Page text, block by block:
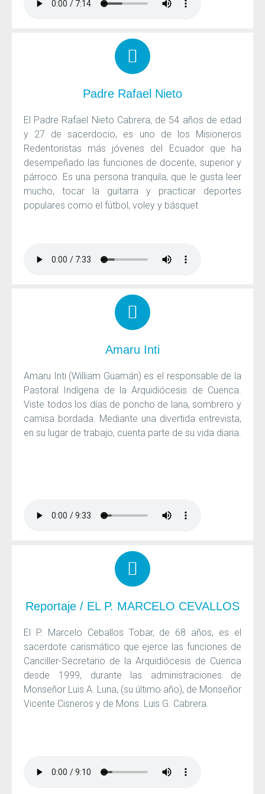
Padre Rafael Nieto
El Padre Rafael Nieto Cabrera, de 54 años de edad
y 27 de sacerdocio, es uno de los Misioneros
Redentoristas más jóvenes del Ecuador que ha
desempeñado las funciones de docente, superior y
párroco. Es una persona tranquila, que le gusta leer
mucho, tocar la guitarra y practicar deportes
populares como el fútbol, voley y básquet
Amaru Inti
Amaru Inti (William Guamán) es el responsable de la
Pastoral Indígena de la Arquidiócesis de Cuenca.
Viste todos los días de poncho de lana, sombrero y
camisa bordada. Mediante una divertida entrevista,
en su lugar de trabajo, cuenta parte de su vida diaria.
Reportaje / EL P. MARCELO CEVALLOS
El P. Marcelo Ceballos Tobar, de 68 años, es el
sacerdote carismático que ejerce las funciones de
Canciller-Secretario de la Arquidiócesis de Cuenca
desde 1999, durante las administraciones de
Monseñor Luis A. Luna, (su último año), de Monseñor
Vicente Cisneros y de Mons. Luis G. Cabrera.